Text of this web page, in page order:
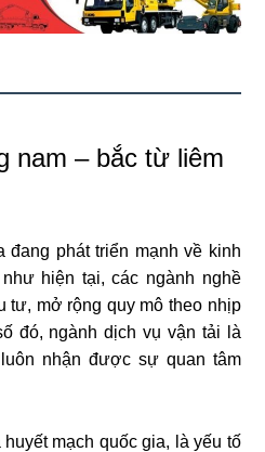
nam – bắc từ liêm
đang phát triển mạnh về kinh
hiện tại, các ngành nghề
tư, mở rộng quy mô theo nhịp
đó, ngành dịch vụ vận tải là
nhận được sự quan tâm
mạch quốc gia, là yếu tố